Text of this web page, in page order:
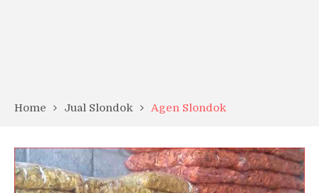
Home Jual Slondok Agen Slondok